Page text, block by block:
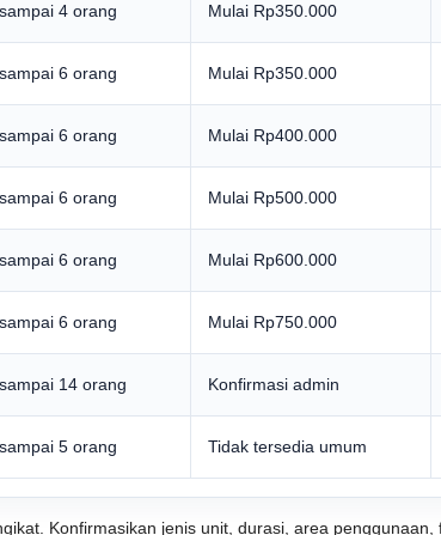
4 orang Mulai Rp350.000
6 orang Mulai Rp350.000
6 orang Mulai Rp400.000
6 orang Mulai Rp500.000
6 orang Mulai Rp600.000
6 orang Mulai Rp750.000
14 orang Konfirmasi admin
5 orang Tidak tersedia umum
Konfirmasikan jenis unit, durasi, area